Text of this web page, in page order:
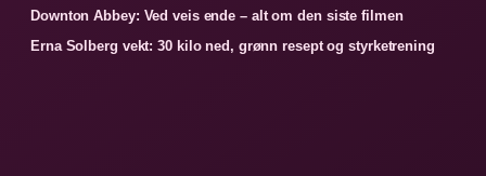
Downton Abbey: Ved veis ende – alt om den siste filmen
Erna Solberg vekt: 30 kilo ned, grønn resept og styrketrening